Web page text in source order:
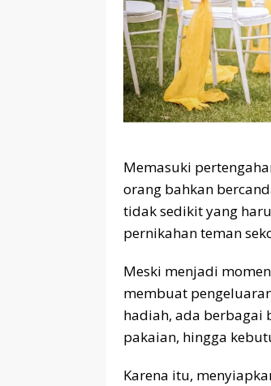
Memasuki
orang bahkan
tidak sedikit yang
pernikahan teman
Meski menjadi
membuat
hadiah, ada berbagai
pakaian, hingga
Karena itu,